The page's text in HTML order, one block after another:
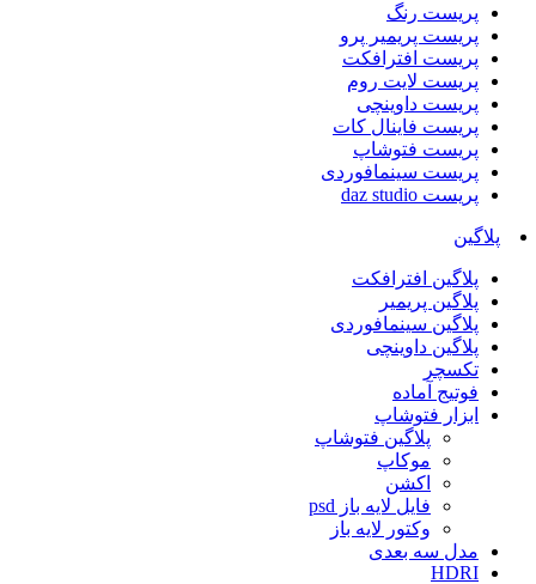
پریست رنگ
پریست پریمیر پرو
پریست افترافکت
پریست لایت روم
پریست داوینچی
پریست فاینال کات
پریست فتوشاپ
پریست سینمافوردی
پریست daz studio
پلاگین
پلاگین افترافکت
پلاگین پریمیر
پلاگین سینمافوردی
پلاگین داوینچی
تکسچر
فوتیج آماده
ابزار فتوشاپ
پلاگین فتوشاپ
موکاپ
اکشن
فایل لایه باز psd
وکتور لایه باز
مدل سه بعدی
HDRI